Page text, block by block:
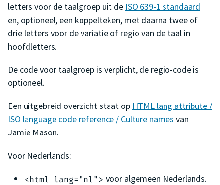
letters voor de taalgroep uit de ISO 639-1 standaard
en, optioneel, een koppelteken, met daarna twee of
drie letters voor de variatie of regio van de taal in
hoofdletters.
De code voor taalgroep is verplicht, de regio-code is
optioneel.
Een uitgebreid overzicht staat op HTML lang attribute /
ISO language code reference / Culture names van
Jamie Mason.
Voor Nederlands:
<html lang="nl"> voor algemeen Nederlands.